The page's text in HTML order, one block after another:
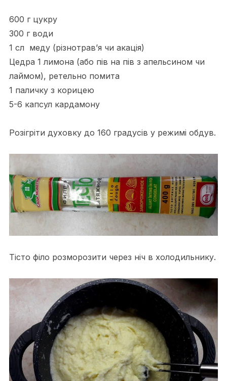
600 г цукру
300 г води
1 сл меду (різнотрав’я чи акація)
Цедра 1 лимона (або пів на пів з апельсином чи
лаймом), ретельно помита
1 паличку з корицею
5-6 капсул кардамону
Розігріти духовку до 160 градусів у режимі обдув.
Тісто філо розморозити через ніч в холодильнику.